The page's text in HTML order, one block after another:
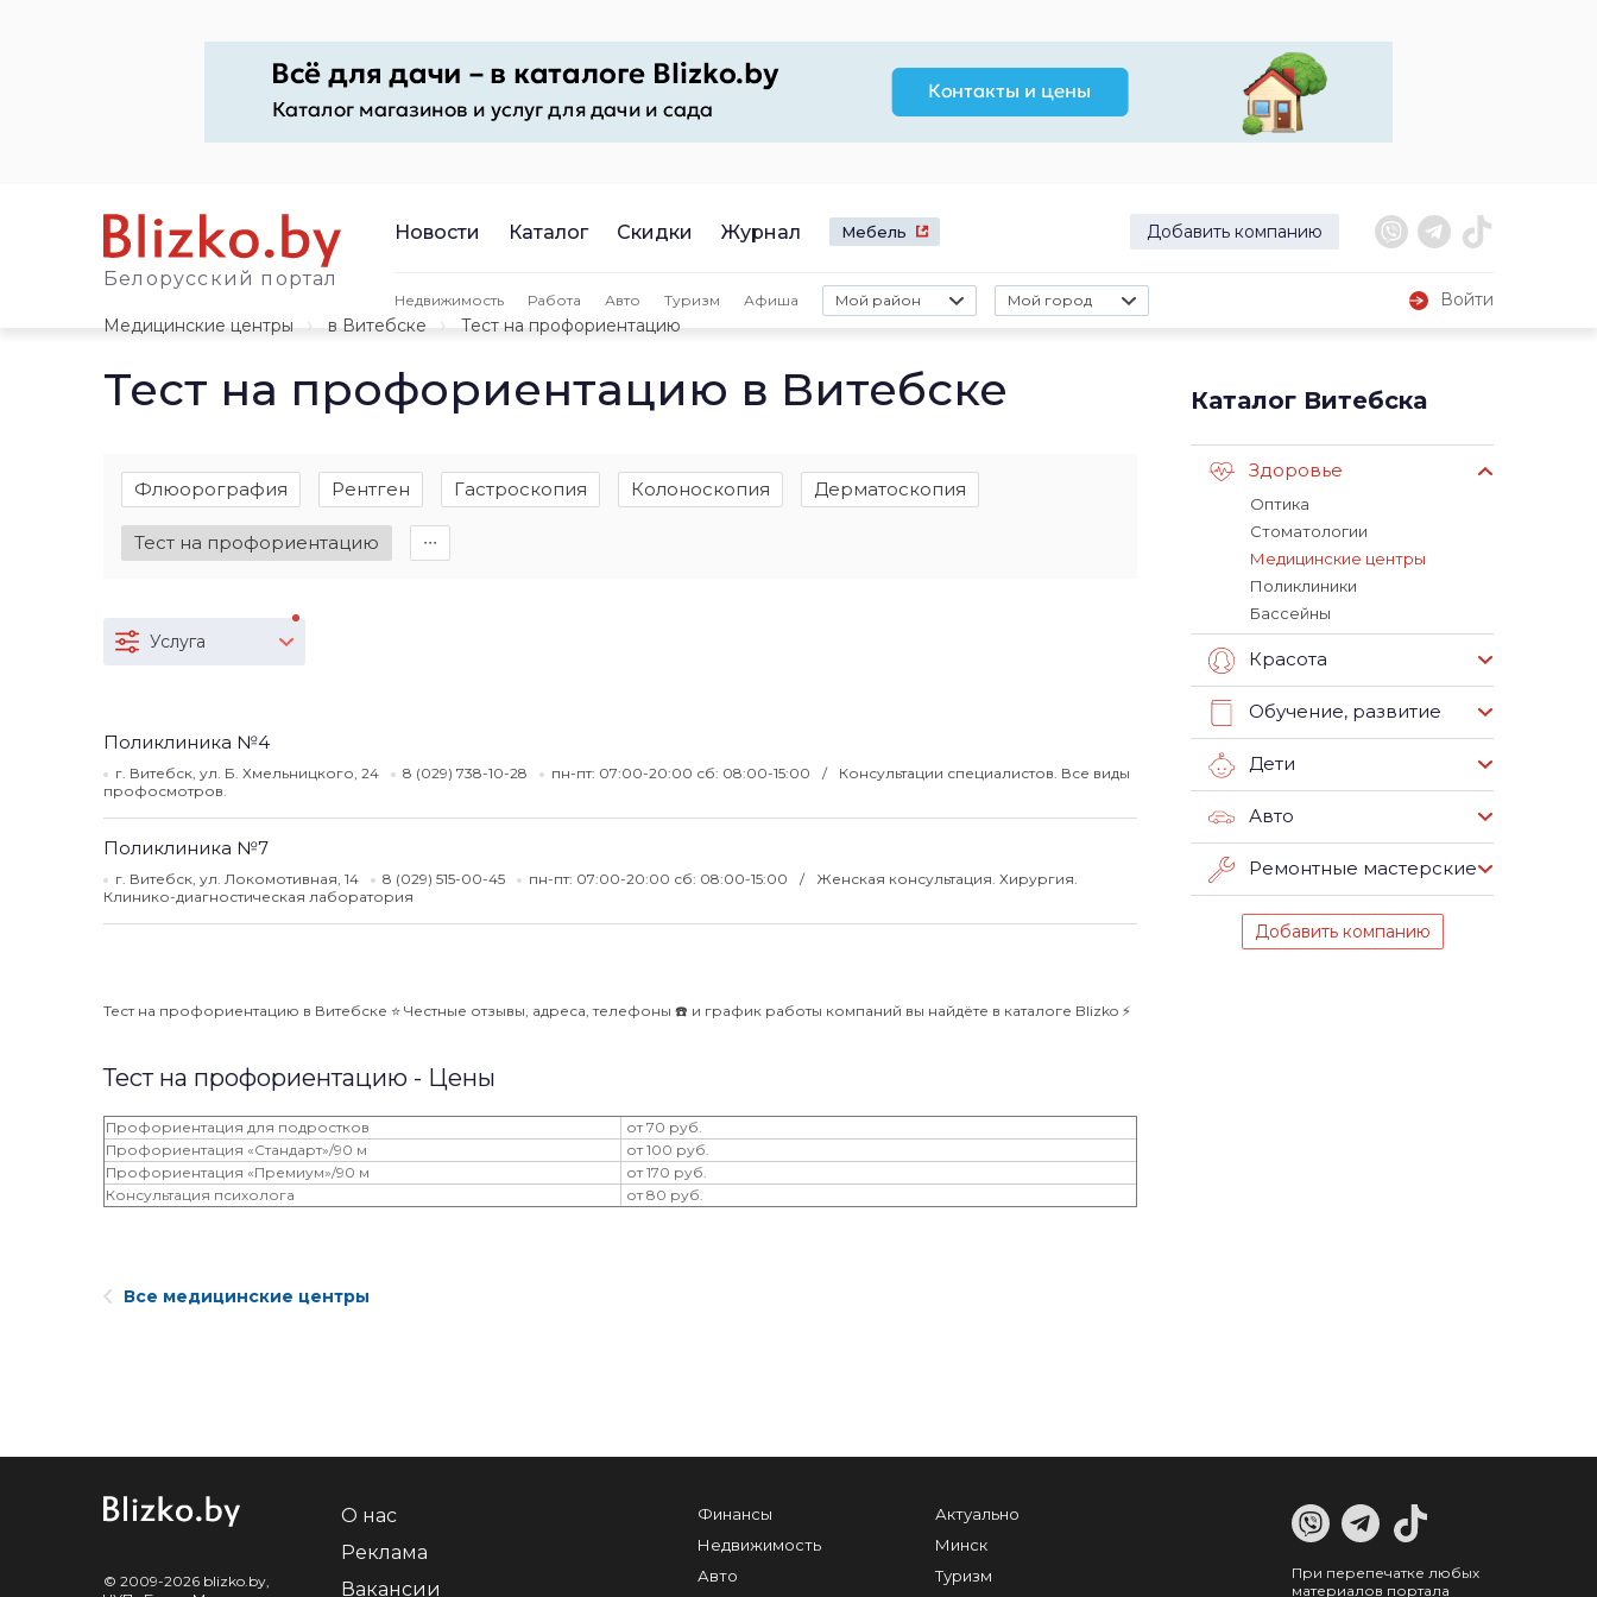
Белорусский портал
Новости Каталог Скидки Журнал Мебель Добавить компанию
Недвижимость Работа Авто Туризм Афиша Мой район Мой город
Войти
Медицинские центры
в Витебске Тест на профориентацию
Тест на профориентацию в Витебске
Флюорография Рентген Гастроскопия Колоноскопия Дерматоскопия
Тест на профориентацию ∙∙∙
Услуга
Поликлиника №4
г. Витебск, ул. Б. Хмельницкого, 24 8 (029) 738-10-28 пн-пт: 07:00-20:00 сб: 08:00-15:00
Консультации специалистов. Все виды
профосмотров.
Поликлиника №7
г. Витебск, ул. Локомотивная, 14 8 (029) 515-00-45 пн-пт: 07:00-20:00 сб: 08:00-15:00
Женская консультация. Хирургия.
Клинико-диагностическая лаборатория
Тест на профориентацию в Витебске ⭐️ Честные отзывы, адреса, телефоны ☎️ и график работы компаний вы найдёте в каталоге Blizko ⚡️
Тест на профориентацию - Цены
Профориентация для подростков
от 70 руб.
Профориентация «Стандарт»/90 м
от 100 руб.
Профориентация «Премиум»/90 м
от 170 руб.
Консультация психолога
от 80 руб.
Каталог Витебска
Здоровье
Оптика
Стоматологии
Медицинские центры
Поликлиники
Бассейны
Красота
Обучение, развитие
Дети
Авто
Ремонтные мастерские
Добавить компанию
Все медицинские центры
© 2009-2026 blizko.by,
О нас
Реклама
Вакансии
Финансы
Недвижимость
Авто
Актуально
Минск
Туризм
При перепечатке любых
материалов портала